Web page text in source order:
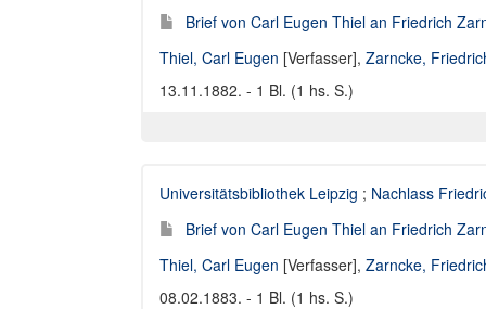
Brief von Carl Eugen Thiel an Friedrich
Thiel, Carl Eugen [Verfasser], Zarncke,
13.11.1882. - 1 Bl. (1 hs. S.)
Universitätsbibliothek Leipzig ; Nachlass
Brief von Carl Eugen Thiel an Friedrich
Thiel, Carl Eugen [Verfasser], Zarncke,
08.02.1883. - 1 Bl. (1 hs. S.)